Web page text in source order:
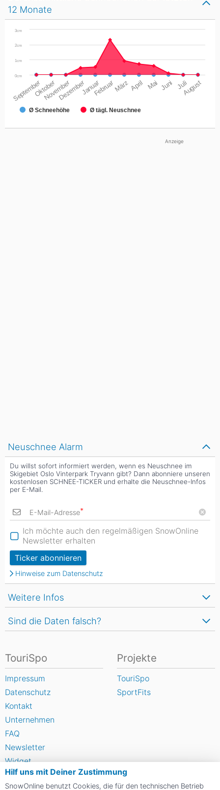
12 Monate
Ø Schneehöhe Ø tägl. Neuschnee
0cm
1cm
2cm
3cm
SeptemberOktober
NovemberDezemberJanuarFebruarMärz April Mai Juni JuliAugust
Neuschnee Alarm
Du willst sofort informiert werden, wenn es Neuschnee im
Skigebiet Oslo Vinterpark Tryvann gibt? Dann abonniere unseren
kostenlosen SCHNEE-TICKER und erhalte die Neuschnee-Infos
per E-Mail.
E-Mail-Adresse*
Ich möchte auch den regelmäßigen SnowOnline
Newsletter erhalten
Ticker abonnieren
Hinweise zum Datenschutz
Weitere Infos
Sind die Daten falsch?
Anzeige
Hilf uns mit Deiner Zustimmung
SnowOnline benutzt Cookies, die für den technischen Betrieb
TouriSpo
Impressum
Datenschutz
Kontakt
Unternehmen
FAQ
Newsletter
Widget
Umfragen
Projekte
TouriSpo
SportFits